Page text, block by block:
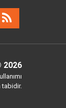
2026
tabidir.